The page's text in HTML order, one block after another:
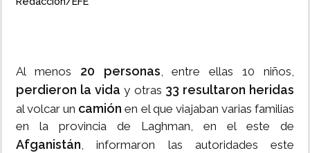
Al menos 20 personas, entre ellas 10 niños,
perdieron la vida y otras 33 resultaron heridas
al volcar un camión en el que viajaban varias familias
en la provincia de Laghman, en el este de
Afganistán, informaron las autoridades este